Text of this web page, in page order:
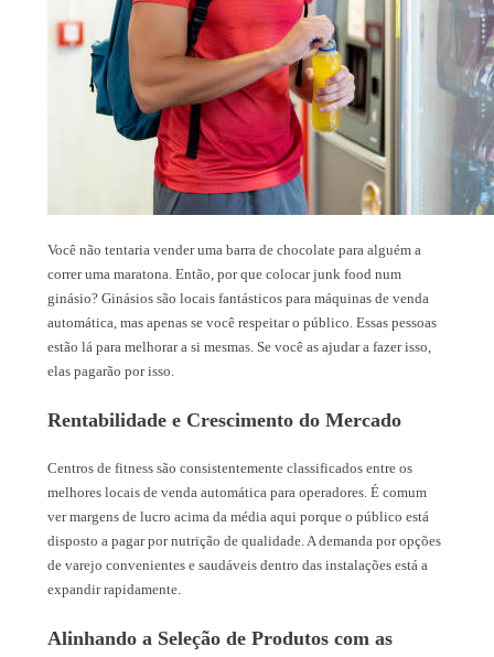
Você não tentaria vender uma barra de chocolate para alguém a
correr uma maratona. Então, por que colocar junk food num
ginásio? Ginásios são locais fantásticos para máquinas de venda
automática, mas apenas se você respeitar o público. Essas pessoas
estão lá para melhorar a si mesmas. Se você as ajudar a fazer isso,
elas pagarão por isso.
Rentabilidade e Crescimento do Mercado
Centros de fitness são consistentemente classificados entre os
melhores locais de venda automática para operadores. É comum
ver margens de lucro acima da média aqui porque o público está
disposto a pagar por nutrição de qualidade. A demanda por opções
de varejo convenientes e saudáveis dentro das instalações está a
expandir rapidamente.
Alinhando a Seleção de Produtos com as